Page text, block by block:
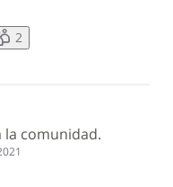
(que para la
2
la comunidad.